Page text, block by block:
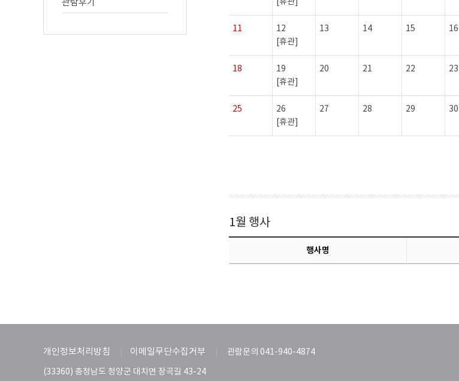
관람후기
11
12
[휴관]
13 14 15 16
18
19
[휴관]
20 21 22 23
25
26
[휴관]
27 28 29 30
1월 행사
행사명
개인정보처리방침 이메일무단수집거부 관람문의 041-940-4874
(33360) 충청남도 청양군 대치면 장곡길 43-24